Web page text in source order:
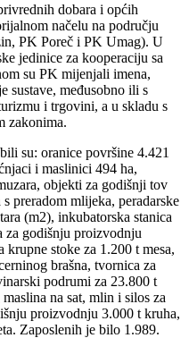
dobara i općih
načelu na području
PK Poreč i PK Umag). U
jedinice za kooperaciju sa
su PK mijenjali imena,
sustave, međusobno ili s
i trgovini, a u skladu s
zakonima.
su: oranice površine 4.421
i maslinici 494 ha,
objekti za godišnji tov
preradom mlijeka, peradarske
(m2), inkubatorska stanica
za godišnju proizvodnju
krupne stoke za 1.200 t mesa,
brašna, tvornica za
podrumi za 23.800 t
na sat, mlin i silos za
proizvodnju 3.000 t kruha,
Zaposlenih je bilo 1.989.